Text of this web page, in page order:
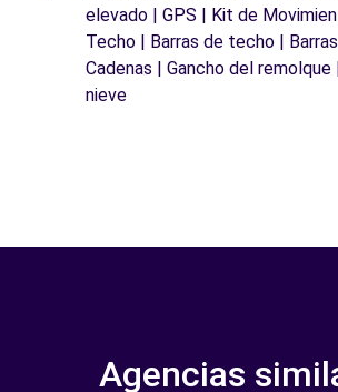
elevado | GPS | Kit de
Techo | Barras de techo |
Cadenas | Gancho del remolque
nieve
Agencias